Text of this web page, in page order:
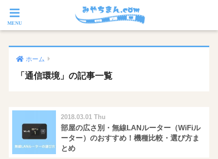
ホーム
「通信環境」の記事一覧
2018.03.01 Thu
部屋の広さ別・無線LANルーター（WiFiル
ーター）のおすすめ！機種比較・選び方ま
とめ